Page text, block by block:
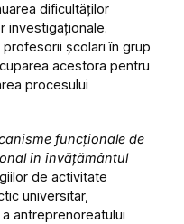
dificultăților
investigaționale.
școlari în grup
acestora pentru
procesului
funcționale de
în învățământul
de activitate
universitar,
antreprenoreatului